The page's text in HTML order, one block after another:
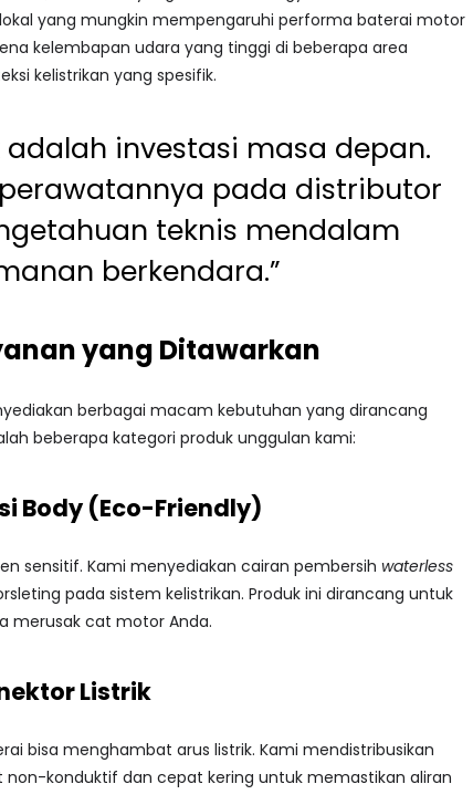
yang mungkin mempengaruhi performa baterai motor
kelembapan udara yang tinggi di beberapa area
kelistrikan yang spesifik.
adalah investasi masa depan.
pada distributor
teknis mendalam
berkendara.”
yang Ditawarkan
berbagai macam kebutuhan yang dirancang
beberapa kategori produk unggulan kami:
Body (Eco-Friendly)
sensitif. Kami menyediakan cairan pembersih waterless
pada sistem kelistrikan. Produk ini dirancang untuk
merusak cat motor Anda.
Listrik
bisa menghambat arus listrik. Kami mendistribusikan
non-konduktif dan cepat kering untuk memastikan aliran